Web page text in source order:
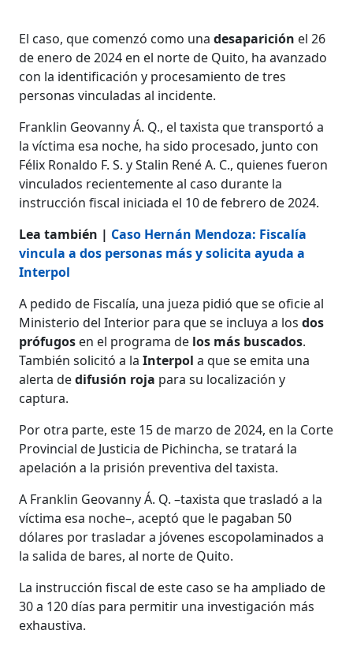
El caso, que comenzó como una desaparición el 26
de enero de 2024 en el norte de Quito, ha avanzado
con la identificación y procesamiento de tres
personas vinculadas al incidente.
Franklin Geovanny Á. Q., el taxista que transportó a
la víctima esa noche, ha sido procesado, junto con
Félix Ronaldo F. S. y Stalin René A. C., quienes fueron
vinculados recientemente al caso durante la
instrucción fiscal iniciada el 10 de febrero de 2024.
Lea también | Caso Hernán Mendoza: Fiscalía
vincula a dos personas más y solicita ayuda a
Interpol
A pedido de Fiscalía, una jueza pidió que se oficie al
Ministerio del Interior para que se incluya a losdos
prófugos en el programa de los más buscados.
También solicitó a laInterpol a que se emita una
alerta dedifusión roja para su localización y
captura.
Por otra parte, este 15 de marzo de 2024, en la Corte
Provincial de Justicia de Pichincha, se tratará la
apelación a la prisión preventiva del taxista.
A Franklin Geovanny Á. Q. –taxista que trasladó a la
víctima esa noche–, aceptó que le pagaban 50
dólares por trasladar a jóvenes escopolaminados a
la salida de bares, al norte de Quito.
La instrucción fiscal de este caso se ha ampliado de
30 a 120 días para permitir una investigación más
exhaustiva.